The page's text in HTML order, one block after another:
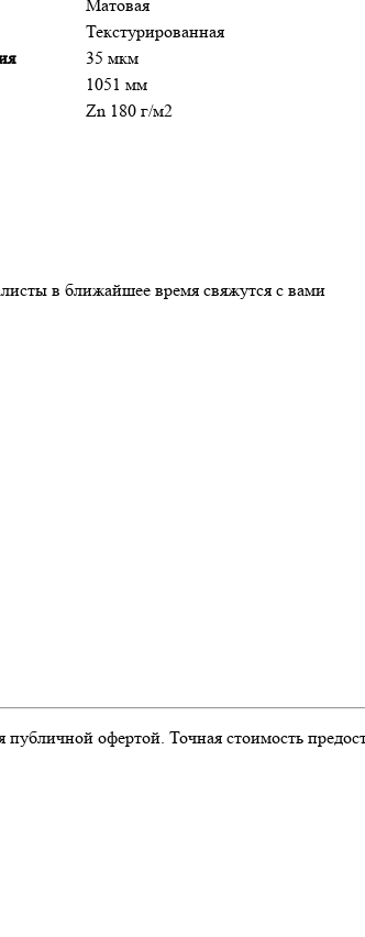
Матовая
Текстурированная
35 мкм
1051 мм
Zn 180 г/м2
в ближайшее время свяжутся с вами
офертой. Точная стоимость